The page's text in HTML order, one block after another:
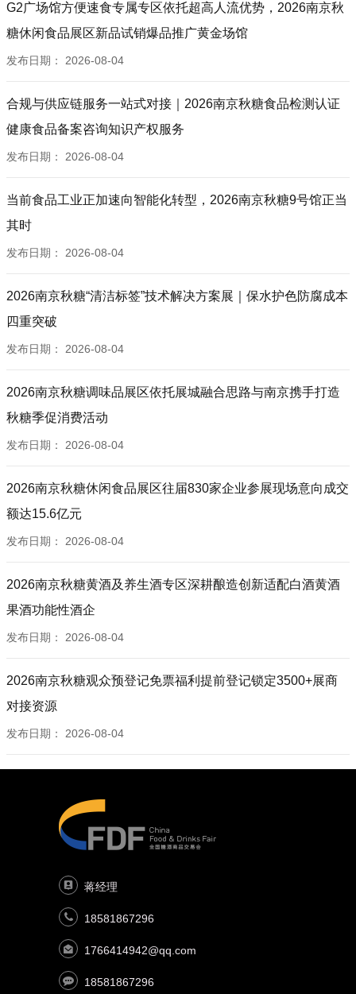
G2广场馆方便速食专属专区依托超高人流优势，2026南京秋
糖休闲食品展区新品试销爆品推广黄金场馆
发布日期： 2026-08-04
合规与供应链服务一站式对接｜2026南京秋糖食品检测认证
健康食品备案咨询知识产权服务
发布日期： 2026-08-04
当前食品工业正加速向智能化转型，2026南京秋糖9号馆正当
其时
发布日期： 2026-08-04
2026南京秋糖“清洁标签”技术解决方案展｜保水护色防腐成本
四重突破
发布日期： 2026-08-04
2026南京秋糖调味品展区依托展城融合思路与南京携手打造
秋糖季促消费活动
发布日期： 2026-08-04
2026南京秋糖休闲食品展区往届830家企业参展现场意向成交
额达15.6亿元
发布日期： 2026-08-04
2026南京秋糖黄酒及养生酒专区深耕酿造创新适配白酒黄酒
果酒功能性酒企
发布日期： 2026-08-04
2026南京秋糖观众预登记免票福利提前登记锁定3500+展商
对接资源
发布日期： 2026-08-04
蒋经理
18581867296
1766414942@qq.com
18581867296